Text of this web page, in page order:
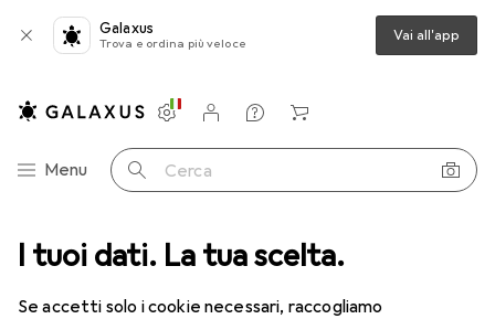
I tuoi dati. La tua scelta.
Se accetti solo i cookie necessari, raccogliamo
Galaxus
Trova e ordina più veloce Vai all'app
Categoria Navigazione
Menu Cerca
Impostazioni
Conto cliente
Liste di confronto
Liste dei desideri
Carrello
Lenti a contatto Air Optix più HydraGlyde per l'astigmatismo